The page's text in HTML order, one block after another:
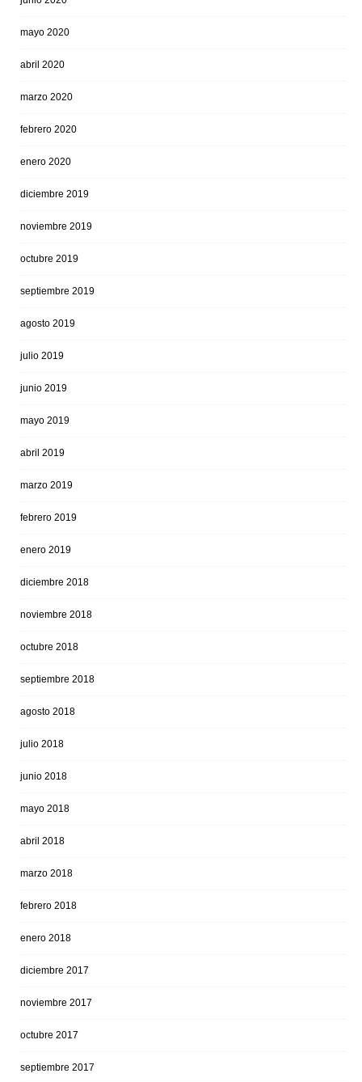
mayo 2020
abril 2020
marzo 2020
febrero 2020
enero 2020
diciembre 2019
noviembre 2019
octubre 2019
septiembre 2019
agosto 2019
julio 2019
junio 2019
mayo 2019
abril 2019
marzo 2019
febrero 2019
enero 2019
diciembre 2018
noviembre 2018
octubre 2018
septiembre 2018
agosto 2018
julio 2018
junio 2018
mayo 2018
abril 2018
marzo 2018
febrero 2018
enero 2018
diciembre 2017
noviembre 2017
octubre 2017
septiembre 2017